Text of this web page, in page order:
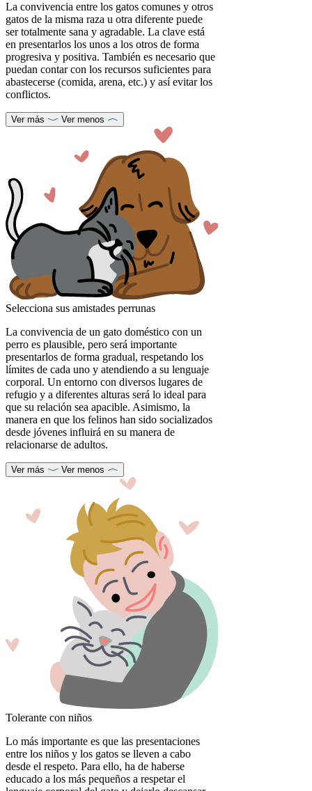
La convivencia entre los gatos comunes y otros
gatos de la misma raza u otra diferente puede
ser totalmente sana y agradable. La clave está
en presentarlos los unos a los otros de forma
progresiva y positiva. También es necesario que
puedan contar con los recursos suficientes para
abastecerse (comida, arena, etc.) y así evitar los
conflictos.
Ver más Ver menos
Selecciona sus amistades perrunas
La convivencia de un gato doméstico con un
perro es plausible, pero será importante
presentarlos de forma gradual, respetando los
límites de cada uno y atendiendo a su lenguaje
corporal. Un entorno con diversos lugares de
refugio y a diferentes alturas será lo ideal para
que su relación sea apacible. Asimismo, la
manera en que los felinos han sido socializados
desde jóvenes influirá en su manera de
relacionarse de adultos.
Ver más Ver menos
Tolerante con niños
Lo más importante es que las presentaciones
entre los niños y los gatos se lleven a cabo
desde el respeto. Para ello, ha de haberse
educado a los más pequeños a respetar el